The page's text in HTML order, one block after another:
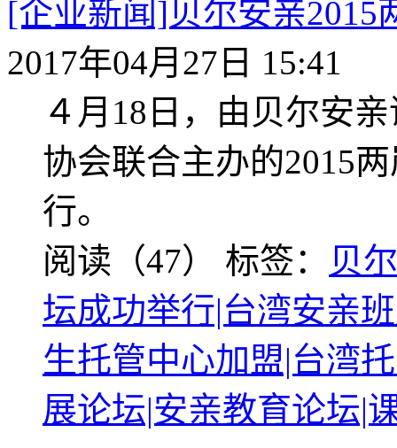
[企业新闻]贝尔安亲2015
2017年04月27日 15:41
４月18日，由贝尔安
协会联合主办的2015
行。
阅读（47） 标签：
贝
坛成功举行|台湾安亲
生托管中心加盟|台湾
展论坛|安亲教育论坛|